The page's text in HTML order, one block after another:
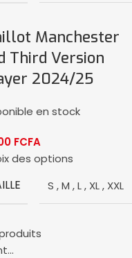
Manchester
Third Version
2024/25
en stock
FCFA
des options
S ,M ,L, XL, XXL